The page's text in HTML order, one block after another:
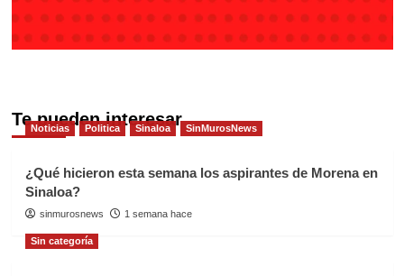
Te pueden interesar
Noticias Politica Sinaloa SinMurosNews
¿Qué hicieron esta semana los aspirantes de Morena en
Sinaloa?
sinmurosnews 1 semana hace
Sin categoría